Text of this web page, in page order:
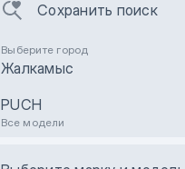
Сохранить поиск
Выберите город
Жалкамыс
PUCH
Все модели